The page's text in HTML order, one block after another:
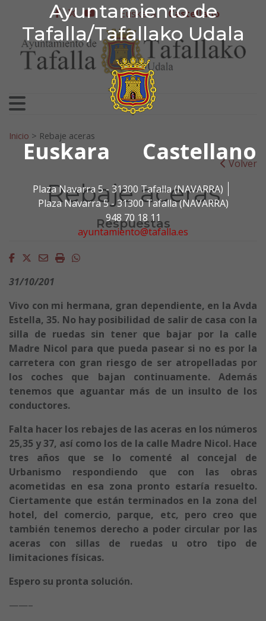
Ayuntamiento de
Tafalla/Tafallako Udala
Euskara Castellano
Plaza Navarra 5 - 31300 Tafalla (NAVARRA)
Plaza Navarra 5 - 31300 Tafalla (NAVARRA)
948 70 18 11
ayuntamiento@tafalla.es
Ir al contenido
Ayuntamiento de
facebook
twitter
youtube
Euskera Castellano
Search for:
Inicio > Rebaje aceras
Volver
Rebaje aceras
Respuestas
Facebook
Twitter
EmailImprimirWhatsapp
31/10/201
Vivo con mi hermana, gran dependiente, en la Avda
Estella, 35. No hay posibilidad de salir de casa con la
silla de ruedas sin tener que bajar por la calle
Madre Nicol para que pueda pasear si no es por la
carretera con gran riesgo de ser atropelladas por
los coches que bajan continuamente. Además
tenemos que aguantar más de un insulto de los
conductores.
Falta hacer los rebajes de las aceras en los números
25,35 y 37, así como los de la calle Madre Nicol. Hace
tres años que se lo comenté al concejal de
Urbanismo respondiendo que con las obras
acometidas en esa zona pronto estaría resuelto.
Ciertamente que están terminados en la zona del
hotel, del comercio, parque, etc, pero creo que
también tenemos derecho a poder circular por las
aceras con sillas de ruedas u otro tipo de
limitaciones físicas.
Espero su pronta solución.
——–